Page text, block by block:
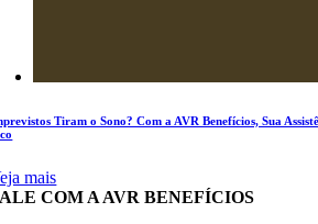
Tiram o Sono? Com a AVR Benefícios, Sua
mais
COM A AVR BENEFÍCIOS